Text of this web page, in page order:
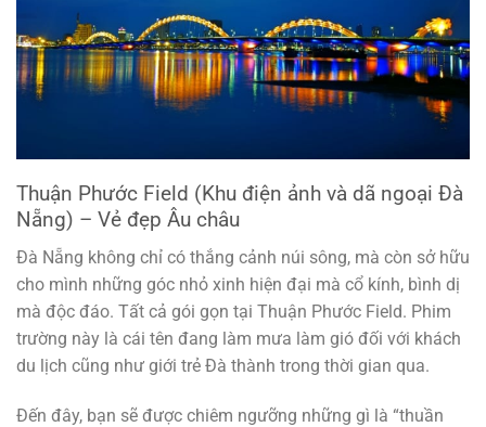
Thuận Phước Field (Khu điện ảnh và dã ngoại Đà
Nẵng) – Vẻ đẹp Âu châu
Đà Nẵng không chỉ có thắng cảnh núi sông, mà còn sở hữu
cho mình những góc nhỏ xinh hiện đại mà cổ kính, bình dị
mà độc đáo. Tất cả gói gọn tại Thuận Phước Field. Phim
trường này là cái tên đang làm mưa làm gió đối với khách
du lịch cũng như giới trẻ Đà thành trong thời gian qua.
Đến đây, bạn sẽ được chiêm ngưỡng những gì là “thuần